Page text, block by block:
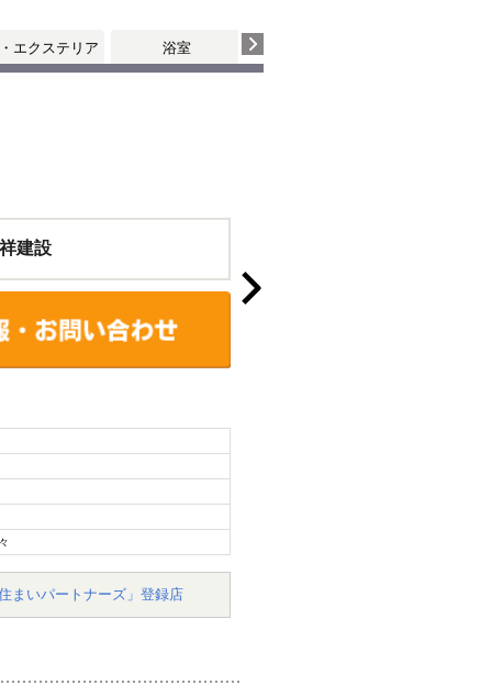
エクステリア 浴室
建設
まいパートナーズ」登録店